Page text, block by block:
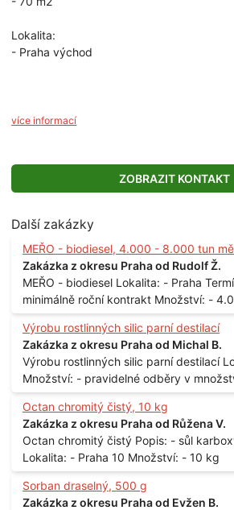
Lokalita:
- Praha východ
více informací
ZOBRAZIT KONTAKT
Další zakázky
MEŘO - biodiesel, 4.000 - 8.000 tun
Zakázka z okresu Praha od Rudolf Ž.
MEŘO - biodiesel Lokalita: - Praha Termín: - průběžně,
minimálně roční kontrakt Množství: - 4.000 - 8.000 tun
měsíčně
Výrobu rostlinných silic parní destilací
Zakázka z okresu Praha od Michal B.
Výrobu rostlinných silic parní destilací Lokalita: - celá ČR
Množství: - pravidelné odběry v
až 1 l
Octan chromitý čistý, 10 kg
Zakázka z okresu Praha od Růžena V.
Octan chromitý čistý Popis: - sůl karboxylové kyseliny
Lokalita: - Praha 10 Množství: - 10 kg
Sorban draselný, 500 g
Zakázka z okresu Praha od Evžen B.